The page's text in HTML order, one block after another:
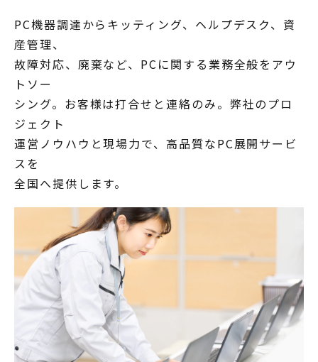
PC機器調達からキッティング、ヘルプデスク、資
産管理、
故障対応、廃棄など、PCに関する業務全般をアウ
トソー
シング。お客様は打合せと連絡のみ。弊社のプロ
ジェクト
運営ノウハウと現場力で、高品質なPC展開サービ
スを
全国へ提供します。